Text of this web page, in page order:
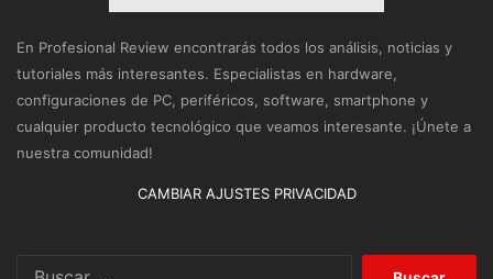
En Profesional Review encontrarás todos los análisis, noticias y
tutoriales más interesantes. Especialistas en hardware,
configuraciones de PC, periféricos, software, smartphone y
cualquier producto tecnológico que veamos interesante. ¡Únete a
nuestra comunidad!
CAMBIAR AJUSTES PRIVACIDAD